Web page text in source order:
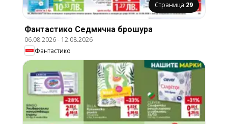
Страница 29
Фантастико Cедмична брошура
06.08.2026- 12.08.2026
Фантастико